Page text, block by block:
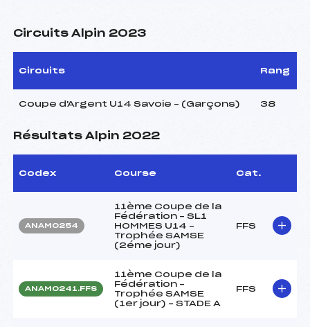
Circuits Alpin 2023
Circuits Rang
Coupe d'Argent U14 Savoie – (Garçons) 38
Résultats Alpin 2022
Codex Course Cat.
ANAM0254
11ème Coupe de la
Fédération – SL1
HOMMES U14 –
Trophée SAMSE
(2éme jour)
FFS
ANAM0241.FFS
11ème Coupe de la
Fédération –
Trophée SAMSE
(1er jour) – STADE A
FFS